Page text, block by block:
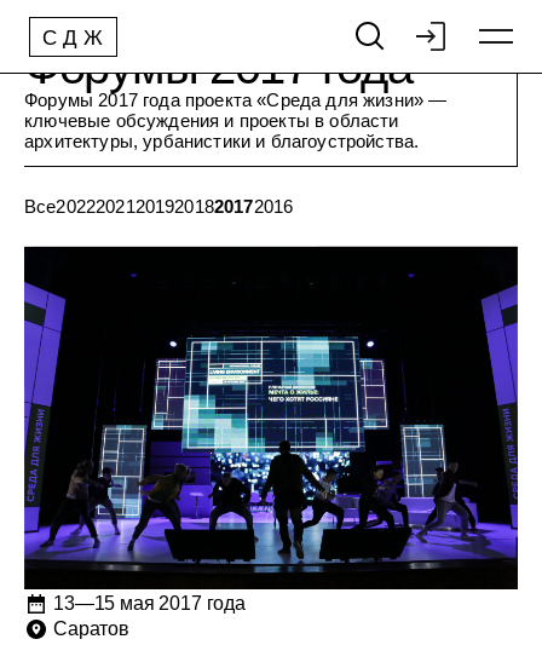
С Д Ж
Форумы 2017 года
Форумы 2017 года проекта «Среда для жизни» —
ключевые обсуждения и проекты в области
архитектуры, урбанистики и благоустройства.
Все202220212019201820172016
13—15 мая 2017 года
Саратов